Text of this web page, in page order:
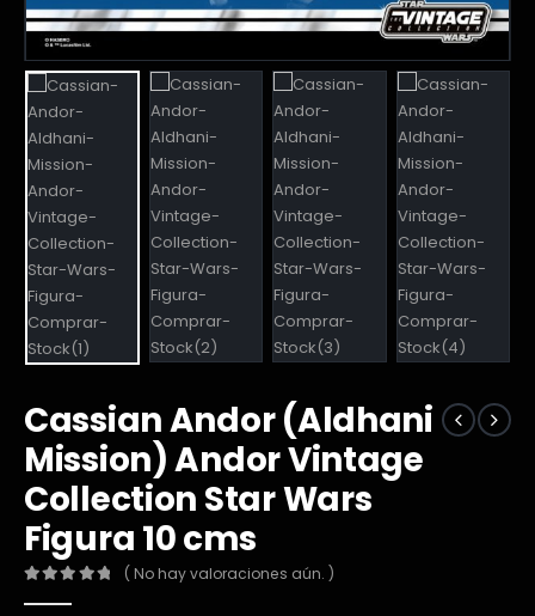
Cassian Andor (Aldhani
Mission) Andor Vintage
Collection Star Wars
Figura 10 cms
( No hay valoraciones aún. )